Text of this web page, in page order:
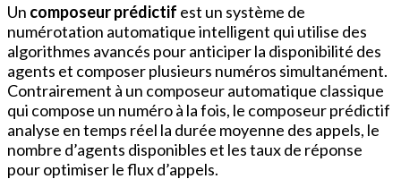
Un composeur prédictif est un système de
numérotation automatique intelligent qui utilise des
algorithmes avancés pour anticiper la disponibilité des
agents et composer plusieurs numéros simultanément.
Contrairement à un composeur automatique classique
qui compose un numéro à la fois, le composeur prédictif
analyse en temps réel la durée moyenne des appels, le
nombre d’agents disponibles et les taux de réponse
pour optimiser le flux d’appels.